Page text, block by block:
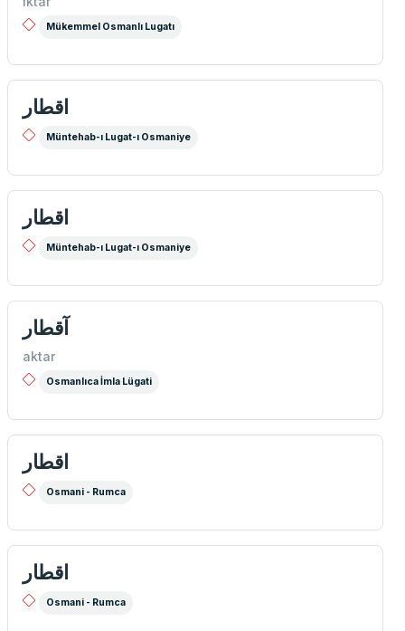
Mükemmel Osmanlı Lugatı
اقطار
Müntehab-ı Lugat-ı Osmaniye
اقطار
Müntehab-ı Lugat-ı Osmaniye
آقطار
aktar
Osmanlıca İmla Lügati
اقطار
Osmani - Rumca
اقطار
Osmani - Rumca